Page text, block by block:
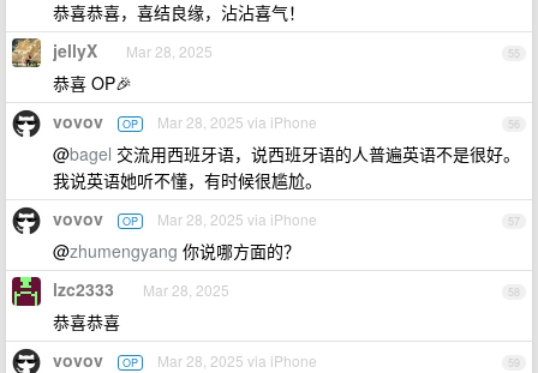
恭喜恭喜，喜结良缘，沾沾喜气！
55
jellyX Mar 28, 2025
恭喜 OP🎉
56
vovov OP Mar 28, 2025 via iPhone
@bagel 交流用西班牙语，说西班牙语的人普遍英语不是很好。
我说英语她听不懂，有时候很尴尬。
57
vovov OP Mar 28, 2025 via iPhone
@zhumengyang 你说哪方面的？
58
lzc2333 Mar 28, 2025
恭喜恭喜
59
vovov OP Mar 28, 2025 via iPhone